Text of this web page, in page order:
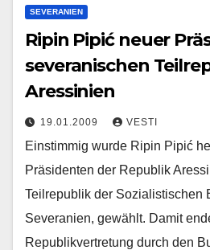
SEVERANIEN
Ripin Pipić neuer
severanischen
Aressinien
19.01.2009 VESTI
Einstimmig wurde Ripin Pipić
Präsidenten der Republik
Teilrepublik der Sozialistischen
Severanien, gewählt. Damit
Republikvertretung durch den